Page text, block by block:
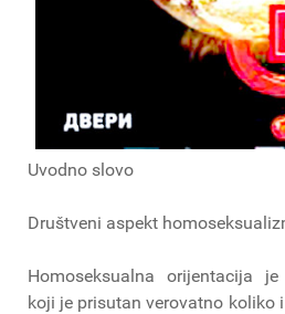
Uvodno slovo
Društveni aspekt
Homoseksualna orijentacija
koji je prisutan verovatno koliko